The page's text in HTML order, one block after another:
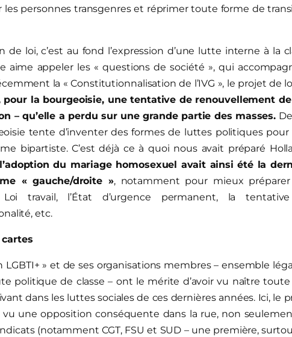
les personnes transgenres et réprimer toute forme de
loi, c’est au fond l’expression d’une lutte interne à la
aime appeler les « questions de société », qui
la « Constitutionnalisation de l’IVG », le projet de
pour la bourgeoisie, unetentative de renouvellement
– qu’elle a perdu sur une grande partie des masses.
tente d’inventer des formes de luttes politiques pour
bipartiste. C’est déjà ce à quoi nous avait préparé
l’adoption du mariage homosexuel avait ainsi été la
« gauche/droite », notamment pour mieux
travail, l’État d’urgence permanent, la
etc.
» et de ses organisations membres – ensemble
politique de classe – ont le mérite d’avoir vu naître
dans les luttes sociales de ces dernières années. Ici, le
une opposition conséquente dans la rue, non
(notamment CGT, FSU et SUD – une première,